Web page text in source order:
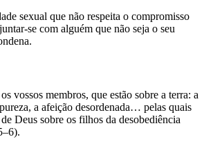
sexual que não respeita o compromisso
se com alguém que não seja o seu
vossos membros, que estão sobre a terra: a
a afeição desordenada… pelas quais
Deus sobre os filhos da desobediência